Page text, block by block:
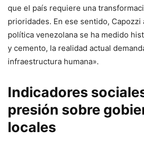
que el país requiere una
prioridades. En ese sentido,
política venezolana se ha medido
y cemento, la realidad actual
infraestructura humana».
Indicadores
presión sobre
locales